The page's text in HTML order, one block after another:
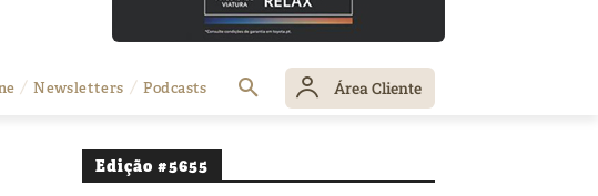
Newsletters Podcasts Área Cliente
Edição #5655